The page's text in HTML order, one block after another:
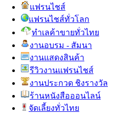
แฟรนไชส์
แฟรนไชส์ทั่วโลก
ทำเลค้าขายทั่วไทย
งานอบรม - สัมนา
งานแสดงสินค้า
รีวิวงานแฟรนไชส์
งานประกวด ชิงรางวัล
ร้านหนังสือออนไลน์
จัดเลี้ยงทั่วไทย